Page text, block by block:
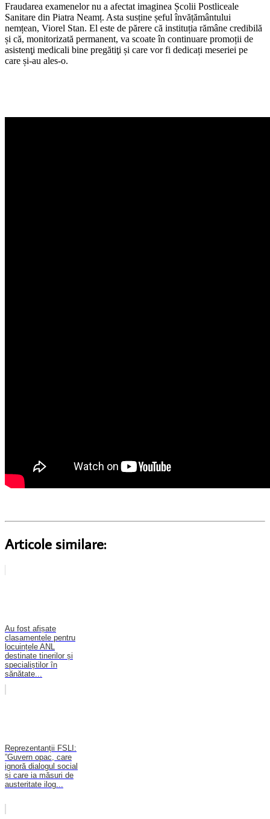
Fraudarea examenelor nu a afectat imaginea Școlii Postliceale
Sanitare din Piatra Neamț. Asta susține șeful învățământului
nemțean, Viorel Stan. El este de părere că instituția rămâne credibilă
și că, monitorizată permanent, va scoate în continuare promoții de
asistenţi medicali bine pregătiţi și care vor fi dedicați meseriei pe
care și-au ales-o.
Articole similare:
Au fost afișate
clasamentele pentru
locuințele ANL
destinate tinerilor și
specialiștilor în
sănătate...
Reprezentanții FSLI:
”Guvern opac, care
ignoră dialogul social
și care ia măsuri de
austeritate ilog...